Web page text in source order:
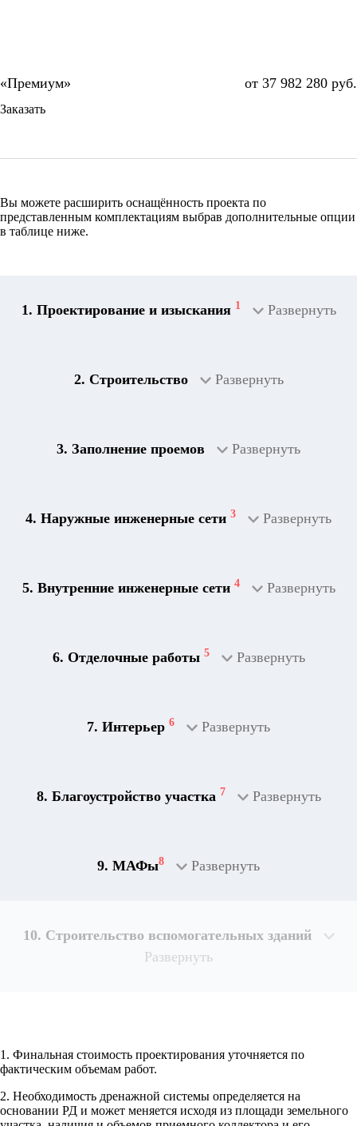
от 37 982 280 руб.
Заказать
Вы можете расширить оснащённость проекта по
представленным комплектациям выбрав дополнительные опции
в таблице ниже.
1. Проектирование и изыскания 1 Развернуть
2. Строительство Развернуть
3. Заполнение проемов Развернуть
4. Наружные инженерные сети 3 Развернуть
5. Внутренние инженерные сети 4 Развернуть
6. Отделочные работы 5 Развернуть
7. Интерьер 6 Развернуть
8. Благоустройство участка 7 Развернуть
9. МАФы8 Развернуть
Рассчитывается индивидуально
10. Строительство вспомогательных зданий
Развернуть
Рассчитывается индивидуально
Рассчитывается индивидуально
1. Финальная стоимость проектирования уточняется по
фактическим объемам работ.
2. Необходимость дренажной системы определяется на
основании РД и может меняется исходя из площади земельного